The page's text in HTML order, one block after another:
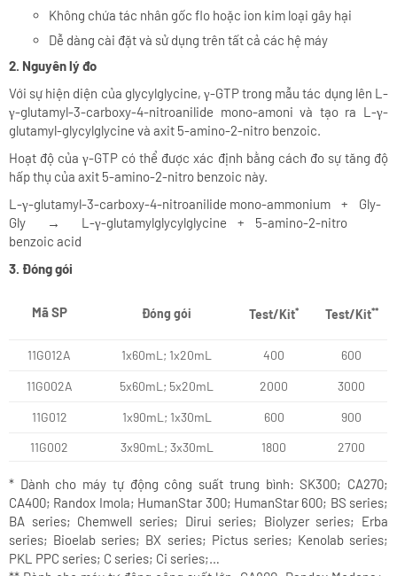
Không chứa tác nhân gốc flo hoặc ion kim loại gây hại
Dễ dàng cài đặt và sử dụng trên tất cả các hệ máy
2. Nguyên lý đo
Với sự hiện diện của glycylglycine, γ-GTP trong mẫu tác dụng lên L-
γ-glutamyl-3-carboxy-4-nitroanilide mono-amoni và tạo ra L-γ-
glutamyl-glycylglycine và axit 5-amino-2-nitro benzoic.
Hoạt độ của γ-GTP có thể được xác định bằng cách đo sự tăng độ
hấp thụ của axit 5-amino-2-nitro benzoic này.
L-γ-glutamyl-3-carboxy-4-nitroanilide mono-ammonium + Gly-
Gly
→
L-γ-glutamylglycylglycine + 5-amino-2-nitro
benzoic acid
3. Đóng gói
Mã SP Đóng gói Test/Kit* Test/Kit**
11G012A 1x60mL; 1x20mL 400 600
11G002A 5x60mL; 5x20mL 2000 3000
11G012 1x90mL; 1x30mL 600
900
11G002
3x90mL; 3x30mL 1800 2700
* Dành cho máy tự động công suất trung bình: SK300; CA270;
CA400; Randox Imola; HumanStar 300; HumanStar 600; BS series;
BA series; Chemwell series; Dirui series; Biolyzer series; Erba
series; Bioelab series; BX series; Pictus series; Kenolab series;
PKL PPC series; C series; Ci series;…